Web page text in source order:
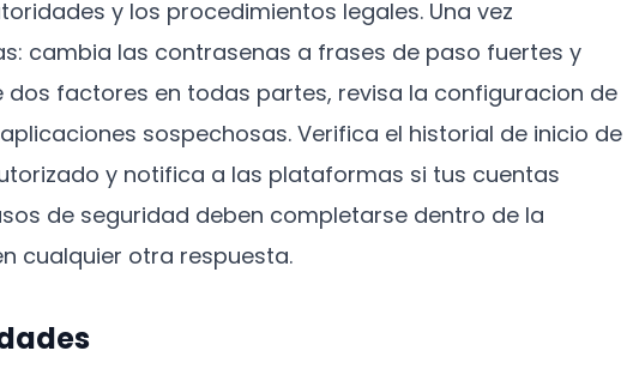
y los procedimientos legales. Una vez
cambia las contrasenas a frases de paso fuertes y
factores en todas partes, revisa la configuracion de
sospechosas. Verifica el historial de inicio de
y notifica a las plataformas si tus cuentas
de seguridad deben completarse dentro de la
cualquier otra respuesta.